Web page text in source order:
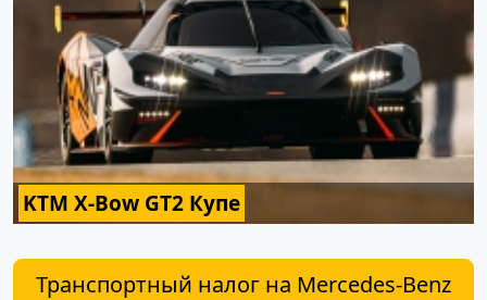
KTM X-Bow GT2 Купе
Транспортный налог на Mercedes-Benz